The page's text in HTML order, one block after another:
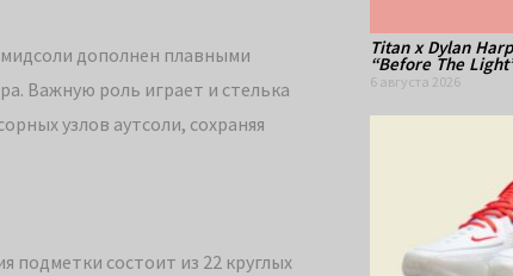
дополнен плавными
Важную роль играет и стелька
узлов аутсоли, сохраняя
подметки состоит из 22 круглых
Titan x Dylan
“Before The
6 августа 2026